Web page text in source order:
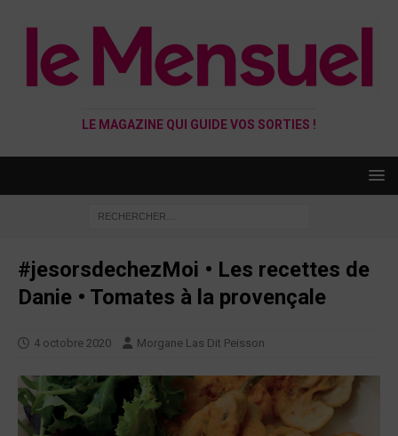
LE MAGAZINE QUI GUIDE VOS SORTIES !
#jesorsdechezMoi • Les recettes de
Danie • Tomates à la provençale
4 octobre 2020 Morgane Las Dit Peisson